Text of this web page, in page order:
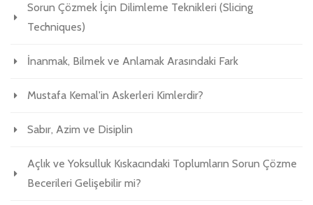
Sorun Çözmek İçin Dilimleme Teknikleri (Slicing
Techniques)
İnanmak, Bilmek ve Anlamak Arasındaki Fark
Mustafa Kemal'in Askerleri Kimlerdir?
Sabır, Azim ve Disiplin
Açlık ve Yoksulluk Kıskacındaki Toplumların Sorun Çözme
Becerileri Gelişebilir mi?